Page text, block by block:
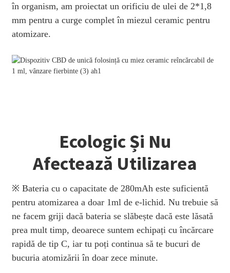
în organism, am proiectat un orificiu de ulei de 2*1,8
mm pentru a curge complet în miezul ceramic pentru
atomizare.
Ecologic Și Nu
Afectează Utilizarea
※ Bateria cu o capacitate de 280mAh este suficientă
pentru atomizarea a doar 1ml de e-lichid. Nu trebuie să
ne facem griji dacă bateria se slăbește dacă este lăsată
prea mult timp, deoarece suntem echipați cu încărcare
rapidă de tip C, iar tu poți continua să te bucuri de
bucuria atomizării în doar zece minute.